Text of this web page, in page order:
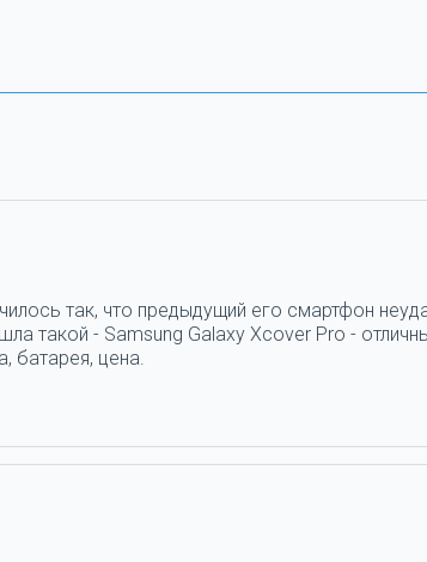
так, что предыдущий его смартфон
такой - Samsung Galaxy Xcover Pro -
батарея, цена.